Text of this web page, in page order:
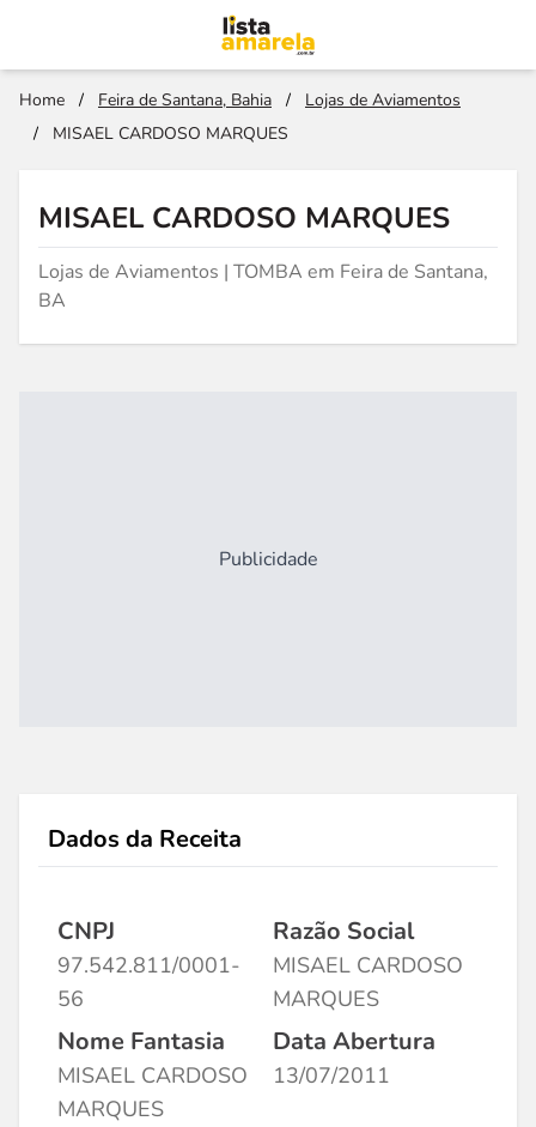
Home / Feira de Santana, Bahia /
Lojas de Aviamentos
/
MISAEL CARDOSO MARQUES
MISAEL CARDOSO MARQUES
Lojas de Aviamentos | TOMBA em Feira de Santana,
BA
Publicidade
Dados da Receita
CNPJ
97.542.811/0001-
56
Razão Social
MISAEL CARDOSO
MARQUES
Nome Fantasia
MISAEL CARDOSO
MARQUES
Data Abertura
13/07/2011